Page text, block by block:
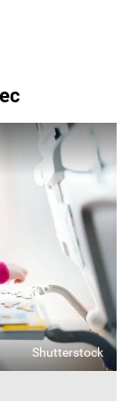
Shutterstock